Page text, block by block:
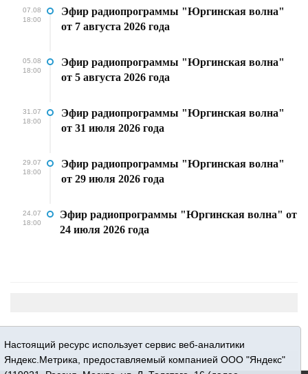
07.08
18:00
Эфир радиопрограммы "Юргинская волна"
от 7 августа 2026 года
05.08
18:00
Эфир радиопрограммы "Юргинская волна"
от 5 августа 2026 года
31.07
18:00
Эфир радиопрограммы "Юргинская волна"
от 31 июля 2026 года
29.07
18:00
Эфир радиопрограммы "Юргинская волна"
от 29 июля 2026 года
24.07
18:00
Эфир радиопрограммы "Юргинская волна" от
24 июля 2026 года
Настоящий ресурс использует сервис веб-аналитики
Яндекс.Метрика, предоставляемый компанией ООО "Яндекс"